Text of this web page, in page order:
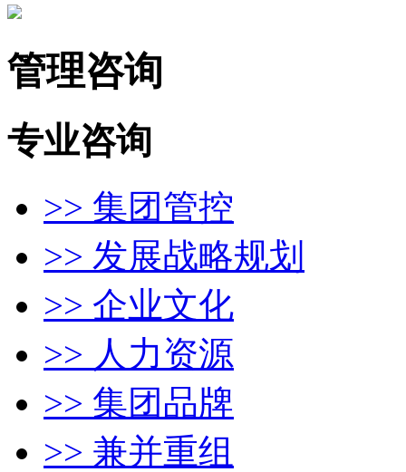
管理咨询
专业咨询
>> 集团管控
>> 发展战略规划
>> 企业文化
>> 人力资源
>> 集团品牌
>> 兼并重组